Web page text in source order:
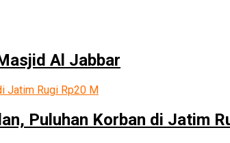
Al Jabbar
Puluhan Korban di Jatim